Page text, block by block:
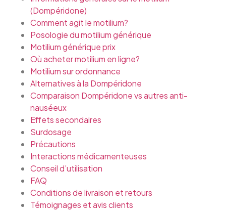
(Dompéridone)
Comment agit le motilium?
Posologie du motilium générique
Motilium générique prix
Où acheter motilium en ligne?
Motilium sur ordonnance
Alternatives à la Dompéridone
Comparaison Dompéridone vs autres anti-
nauséeux
Effets secondaires
Surdosage
Précautions
Interactions médicamenteuses
Conseil d’utilisation
FAQ
Conditions de livraison et retours
Témoignages et avis clients